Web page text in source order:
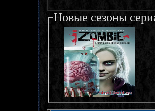
Новые сезоны